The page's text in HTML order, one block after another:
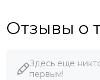
Отзывы о
Здесь еще
первым!